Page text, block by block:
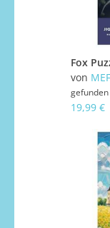
von
gefunden
19,99 €